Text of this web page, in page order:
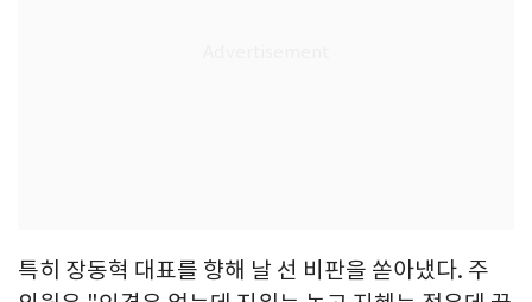
특히 장동혁 대표를 향해 날 선 비판을 쏟아냈다. 주